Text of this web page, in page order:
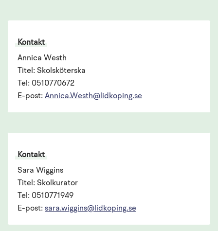
Kontakt
Annica Westh
Titel: Skolsköterska
Tel: 0510770672
E-post: Annica.Westh@lidkoping.se
Kontakt
Sara Wiggins
Titel: Skolkurator
Tel: 0510771949
E-post: sara.wiggins@lidkoping.se